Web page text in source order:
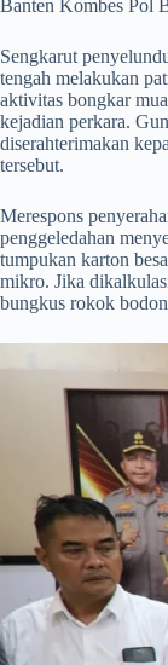
Banten Kombes Pol
​Sengkarut
tengah melakukan
aktivitas bongkar
kejadian perkara.
diserahterimakan
tersebut.
​Merespons
penggeledahan
tumpukan karton
mikro. Jika
bungkus rokok